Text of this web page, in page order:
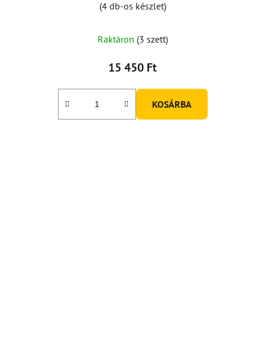
(4 db-os készlet)
Raktáron (3 szett)
15 450 Ft
KOSÁRBA